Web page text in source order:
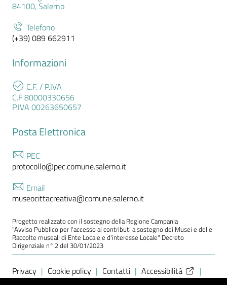
84100, Salerno
Telefono
(+39) 089 662911
Informazioni
C.F. / P.IVA
C.F 80000330656
P.IVA 00263650657
Posta Elettronica
PEC
protocollo@pec.comune.salerno.it
Email
museocittacreativa@comune.salerno.it
Progetto realizzato con il sostegno della Regione Campania
"Avviso Pubblico per l'accesso ai contributi a sostegno dei Musei e delle
Raccolte museali di Ente Locale e d'interesse Locale" Decreto
Dirigenziale n° 2 del 30/01/2023
Sezione Link Utili
Privacy | Cookie policy | Contatti | Accessibilità
|